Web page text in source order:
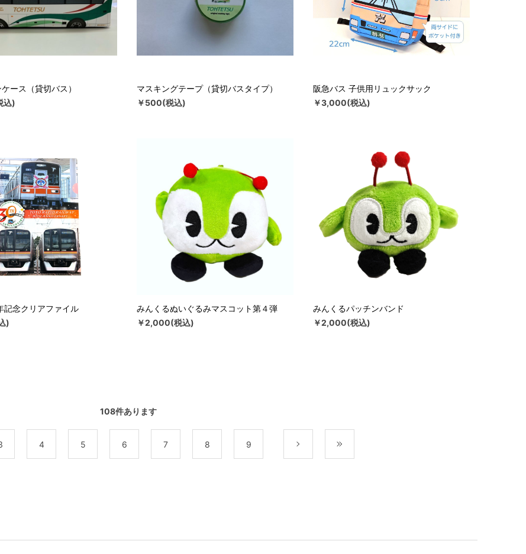
ース（貸切バス）
込)
マスキングテープ（貸切バスタイプ）
￥500(税込)
阪急バス 子供用リュックサック
￥3,000(税込)
記念クリアファイル
)
みんくるぬいぐるみマスコット第４弾
￥2,000(税込)
みんくるパッチンバンド
￥2,000(税込)
108件あります
4 5 6 7 8 9